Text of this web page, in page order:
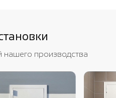
нашего производства